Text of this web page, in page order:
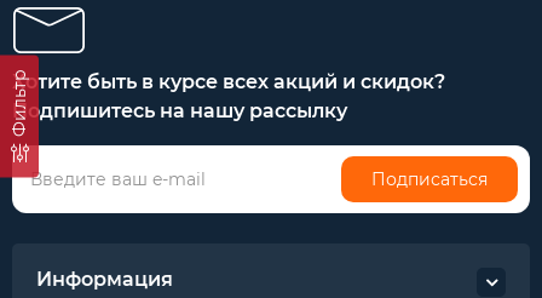
Фильтр
Хотите быть в курсе всех акций и скидок?
Подпишитесь на нашу рассылку
Подписаться
Информация